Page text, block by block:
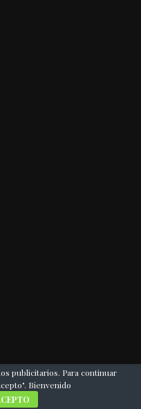
publicitarios. Para continuar
Bienvenido